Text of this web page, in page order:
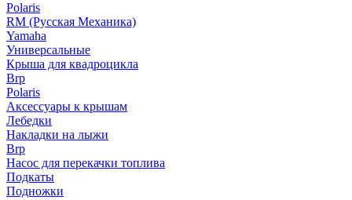
Polaris
RM (Русская Механика)
Yamaha
Универсальные
Крыша для квадроцикла
Brp
Polaris
Аксессуары к крышам
Лебедки
Накладки на лыжи
Brp
Насос для перекачки топлива
Подкаты
Подножки